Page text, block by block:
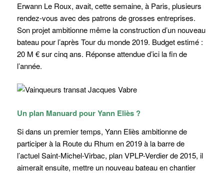
Erwann Le Roux, avait, cette semaine, à Paris, plusieurs
rendez-vous avec des patrons de grosses entreprises.
Son projet ambitionne même la construction d’un nouveau
bateau pour l’après Tour du monde 2019. Budget estimé :
20 M € sur cinq ans. Réponse attendue d’ici la fin de
l’année.
Un plan Manuard pour Yann Eliès ?
Si dans un premier temps, Yann Eliès ambitionne de
participer à la Route du Rhum en 2019 à la barre de
l’actuel Saint-Michel-Virbac, plan VPLP-Verdier de 2015, il
aimerait ensuite, mettre un nouveau bateau en chantier